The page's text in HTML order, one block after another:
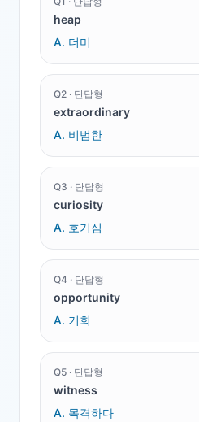
heap
A. 더미
Q2 · 단답형
extraordinary
A. 비범한
Q3 · 단답형
curiosity
A. 호기심
Q4 · 단답형
opportunity
A. 기회
Q5 · 단답형
witness
A. 목격하다